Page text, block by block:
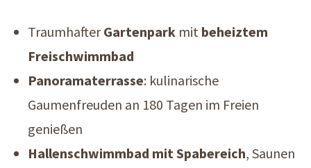
TraumhafterGartenpark mit beheiztem
Freischwimmbad
Panoramaterrasse: kulinarische
Gaumenfreuden an 180 Tagen im Freien
genießen
Hallenschwimmbad mit Spabereich, Saunen